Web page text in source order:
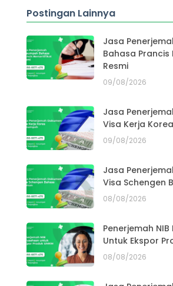
Postingan Lainnya
Jasa
Bahasa
Resmi
09/08/2026
Jasa
Visa Kerja
09/08/2026
Jasa
Visa Schengen
08/08/2026
Penerjemah
Untuk Ekspor
08/08/2026